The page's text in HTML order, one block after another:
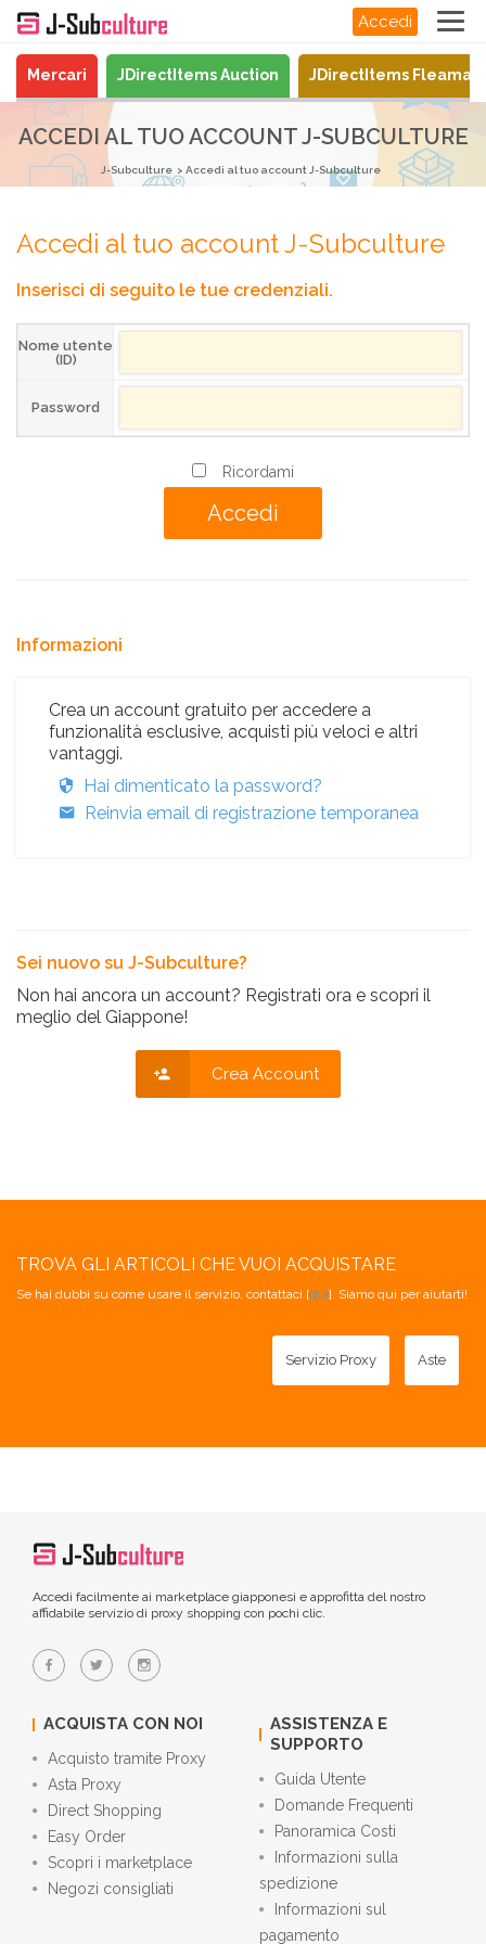
Accedi
Mercari JDirectItems Auction JDirectItems
ACCEDI AL TUO ACCOUNT J-SUBCULTURE
J-Subculture Accedi al tuo account J-Subculture
Accedi al tuo account J-Subculture
Inserisci di seguito le tue credenziali.
Nome utente
(ID)
Password
Ricordami
Informazioni
Crea un account gratuito per accedere a
funzionalità esclusive, acquisti più veloci e altri
vantaggi.
Hai dimenticato la password?
Reinvia email di registrazione temporanea
Sei nuovo su J-Subculture?
Non hai ancora un account? Registrati ora e scopri il
meglio del Giappone!
Crea Account
TROVA GLI ARTICOLI CHE VUOI ACQUISTARE
Se hai dubbi su come usare il servizio, contattaci [qui]. Siamo qui per aiutarti!
Servizio Proxy Aste
Accedi facilmente ai marketplace giapponesi e approfitta del nostro
affidabile servizio di proxy shopping con pochi clic.
ACQUISTA CON NOI
Acquisto tramite Proxy
Asta Proxy
Direct Shopping
Easy Order
Scopri i marketplace
Negozi consigliati
ASSISTENZA E
SUPPORTO
Guida Utente
Domande Frequenti
Panoramica Costi
Informazioni sulla
spedizione
Informazioni sul
pagamento